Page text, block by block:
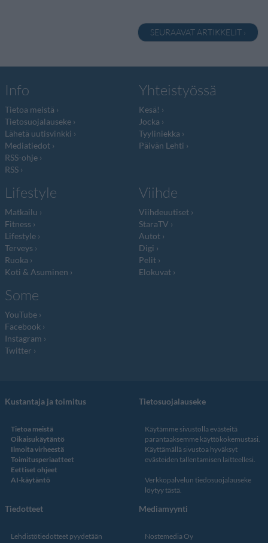
SEURAAVAT ARTIKKELIT ›
Info
Tietoa meistä
Tietosuojalauseke
Lähetä uutisvinkki
Mediatiedot
RSS-ohje
RSS
Yhteistyössä
Kesä!
Jocka
Tyyliniekka
Päivän Lehti
Lifestyle
Matkailu
Fitness
Lifestyle
Terveys
Ruoka
Koti & Asuminen
Viihde
Viihdeuutiset
StaraTV
Autot
Digi
Pelit
Elokuvat
Some
YouTube
Facebook
Instagram
Twitter
Kustantaja ja toimitus
Tietoa meistä
Oikaisukäytäntö
Ilmoita virheestä
Toimitusperiaatteet
Eettiset ohjeet
AI-käytäntö
Tietosuojalauseke
Käytämme sivustolla evästeitä
parantaaksemme käyttökokemustasi.
Käyttämällä sivustoa hyväksyt
evästeiden tallentamisen laitteellesi.
Verkkopalvelun tiedosuojalauseke
löytyy tästä
Tiedotteet
Lehdistötiedotteet pyydetään
Mediamyynti
Nostemedia Oy